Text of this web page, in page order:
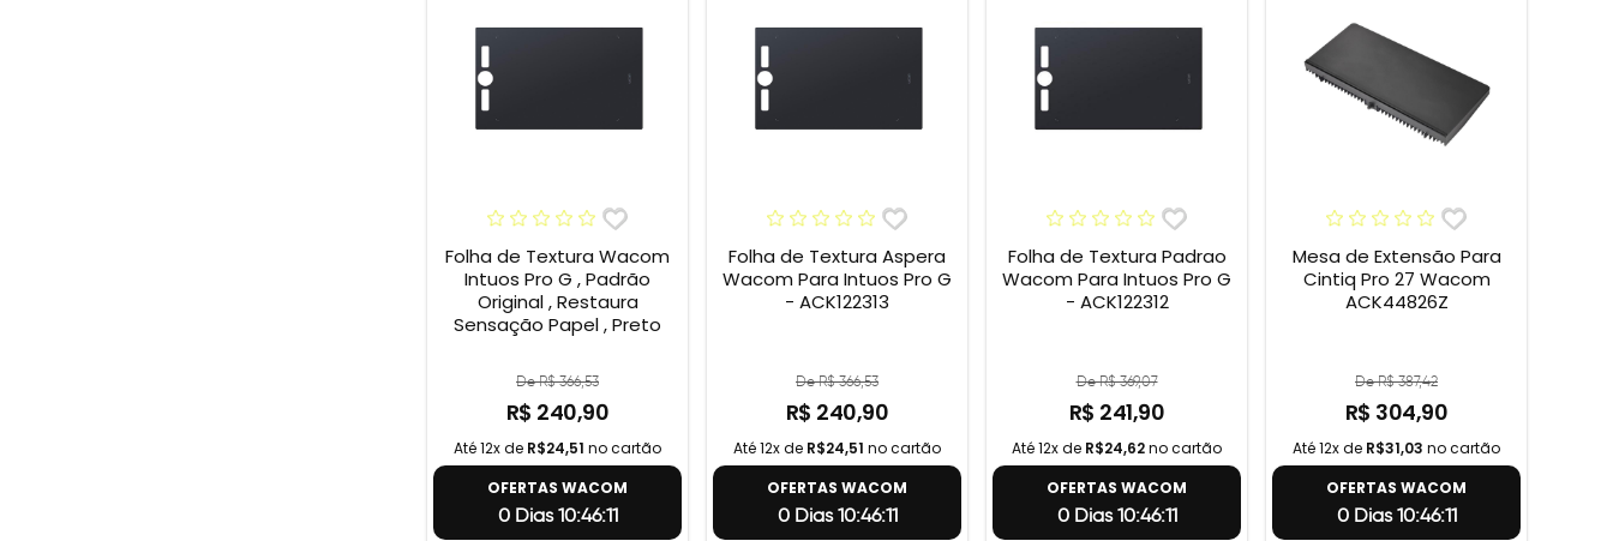
Folha de Textura Wacom
Intuos Pro G , Padrão
Original , Restaura
Sensação Papel , Preto
De R$ 366,53
R$ 240,90
Até 12x de R$24,51 no cartão
OFERTAS WACOM
0 Dias 10:46:10
Folha de Textura Aspera
Wacom Para Intuos Pro G
- ACK122313
De R$ 366,53
R$ 240,90
Até 12x de R$24,51 no cartão
OFERTAS WACOM
0 Dias 10:46:10
Folha de Textura Padrao
Wacom Para Intuos Pro G
- ACK122312
De R$ 369,07
R$ 241,90
Até 12x de R$24,62no cartão
OFERTAS WACOM
0 Dias 10:46:10
Mesa de Extensão Para
Cintiq Pro 27 Wacom
ACK44826Z
De R$ 387,42
R$ 304,90
Até 12x de R$31,03 no cartão
OFERTAS WACOM
0 Dias 10:46:10